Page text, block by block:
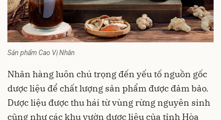
Sản phẩm Cao Vị Nhân
Nhãn hàng luôn chú trọng đến yếu tố nguồn gốc
dược liệu để chất lượng sản phẩm được đảm bảo.
Dược liệu được thu hái từ vùng rừng nguyên sinh
cũng như các khu vườn dược liệu của tỉnh Hòa